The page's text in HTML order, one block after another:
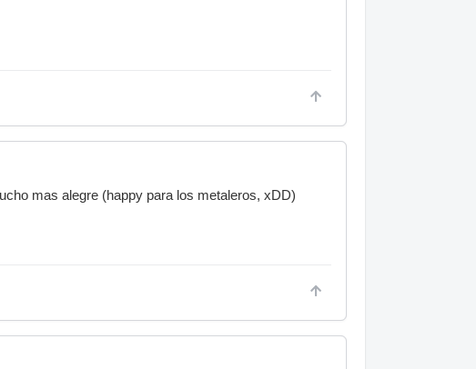
mas alegre (happy para los metaleros, xDD)